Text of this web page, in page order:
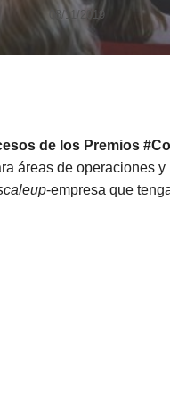
08/11/2019
de los Premios
áreas de operaciones
-empresa que